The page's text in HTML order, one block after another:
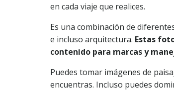
en cada viaje que realices.
Es una combinación de
e incluso arquitectura. Estas
contenido para marcas y
Puedes tomar imágenes de
encuentras. Incluso puedes